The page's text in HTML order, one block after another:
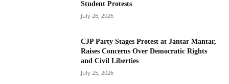
Student Protests
July 26, 2026
CJP Party Stages Protest at Jantar Mantar,
Raises Concerns Over Democratic Rights
and Civil Liberties
July 25, 2026